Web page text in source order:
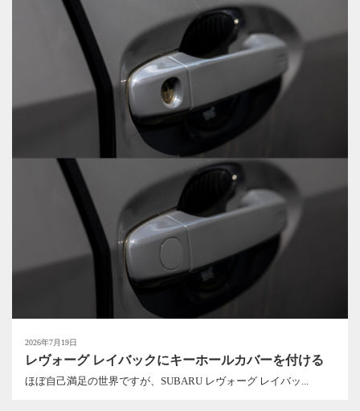
2026年7月19日
レヴォーグ レイバックにキーホールカバーを付ける
ほぼ自己満足の世界ですが、SUBARU レヴォーグ レイバッ...